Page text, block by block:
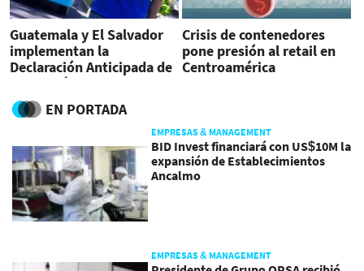
Guatemala y El Salvador
implementan la
Declaración Anticipada de
Mercancías
Crisis de contenedores
pone presión al retail en
Centroamérica
EN PORTADA
EMPRESAS & MANAGEMENT
BID Invest financiará con US$10M la
expansión de Establecimientos
Ancalmo
EMPRESAS & MANAGEMENT